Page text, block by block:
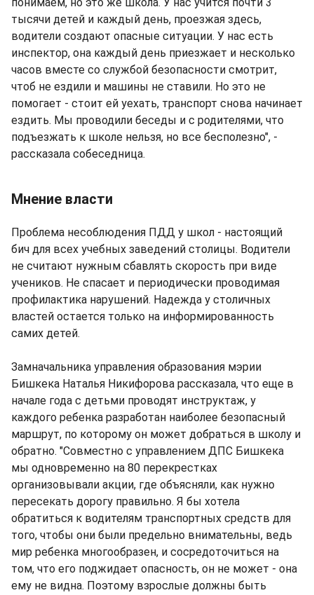
тысячи детей и каждый день, проезжая здесь,
водители создают опасные ситуации. У нас есть
инспектор, она каждый день приезжает и несколько
часов вместе со службой безопасности смотрит,
чтоб не ездили и машины не ставили. Но это не
помогает - стоит ей уехать, транспорт снова начинает
ездить. Мы проводили беседы и с родителями, что
подъезжать к школе нельзя, но все бесполезно", -
рассказала собеседница.
Мнение власти
Проблема несоблюдения ПДД у школ - настоящий
бич для всех учебных заведений столицы. Водители
не считают нужным сбавлять скорость при виде
учеников. Не спасает и периодически проводимая
профилактика нарушений. Надежда у столичных
властей остается только на информированность
самих детей.
Замначальника управления образования мэрии
Бишкека Наталья Никифорова рассказала, что еще в
начале года с детьми проводят инструктаж, у
каждого ребенка разработан наиболее безопасный
маршрут, по которому он может добраться в школу и
обратно. "Совместно с управлением ДПС Бишкека
мы одновременно на 80 перекрестках
организовывали акции, где объясняли, как нужно
пересекать дорогу правильно. Я бы хотела
обратиться к водителям транспортных средств для
того, чтобы они были предельно внимательны, ведь
мир ребенка многообразен, и сосредоточиться на
том, что его поджидает опасность, он не может - она
ему не видна. Поэтому взрослые должны быть